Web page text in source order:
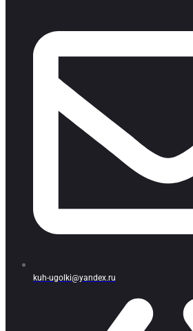
kuh-ugolki@yandex.ru